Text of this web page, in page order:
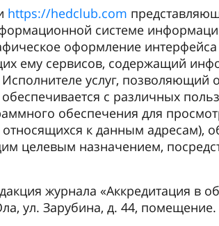
https://hedclub.com
системе
оформление
ему сервисов, содержащий
услуг, позволяющий
с различных
обеспечения для
к данным адресам),
назначением,
журнала «Аккредитация в
ул. Зарубина, д. 44, помещение.